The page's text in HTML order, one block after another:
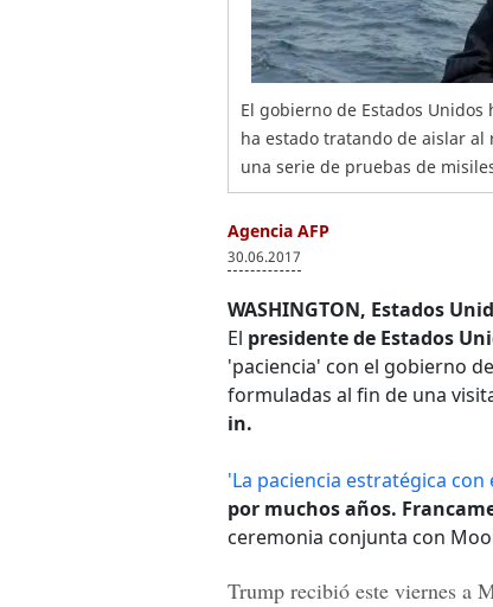
El gobierno de Estados
ha estado tratando de aislar
una serie de pruebas de
Agencia AFP
30.06.2017
WASHINGTON, Estados
El presidente de Estados
'paciencia' con el gobierno
formuladas al fin de una
in.
'La paciencia estratégica con
por muchos años.
ceremonia conjunta con
Trump recibió este viernes a